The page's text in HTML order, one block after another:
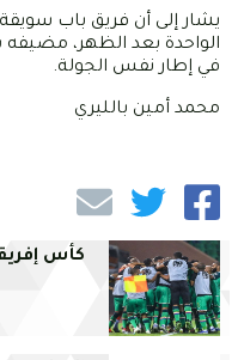
يشار إلى أن فريق باب
الواحدة بعد الظهر، مضيفه
في إطار نفس الجولة.
محمد أمين بالليري
كأس إفريقيا: 12 إصابة بكورونا في